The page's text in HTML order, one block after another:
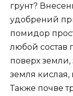
грунт?
удобрений
помидор
любой состав
поверх земли,
земля кислая,
Также почве